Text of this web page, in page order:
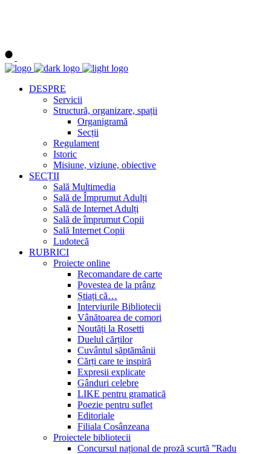
DESPRE
Servicii
Structură, organizare, spații
Organigramă
Secții
Regulament
Istoric
Misiune, viziune, obiective
SECȚII
Sală Multimedia
Sală de Împrumut Adulți
Sală de Internet Adulți
Sală de împrumut Copii
Sală Internet Copii
Ludotecă
RUBRICI
Proiecte online
Recomandare de carte
Povestea de la prânz
Știați că…
Interviurile Bibliotecii
Vânătoarea de comori
Noutăți la Rosetti
Duelul cărților
Cuvântul săptămânii
Cărți care te inspiră
Expresii explicate
Gânduri celebre
LIKE pentru gramatică
Poezie pentru suflet
Editoriale
Filiala Cosânzeana
Proiectele bibliotecii
Concursul național de proză scurtă ”Radu